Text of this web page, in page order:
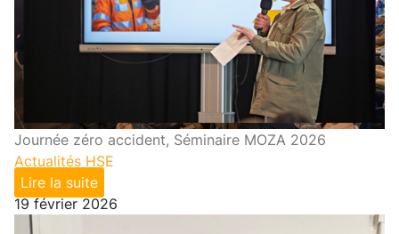
Journée zéro accident, Séminaire MOZA 2026
Actualités HSE
Lire la suite
19 février 2026